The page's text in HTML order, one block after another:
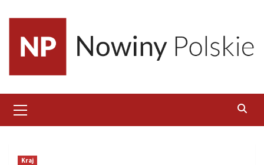
content
Menu
Kraj